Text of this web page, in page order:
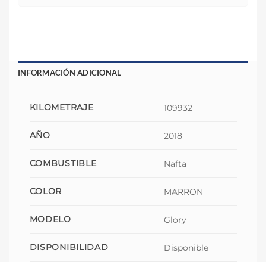
INFORMACIÓN ADICIONAL
KILOMETRAJE 109932
AÑO 2018
COMBUSTIBLE Nafta
COLOR MARRON
MODELO Glory
DISPONIBILIDAD Disponible